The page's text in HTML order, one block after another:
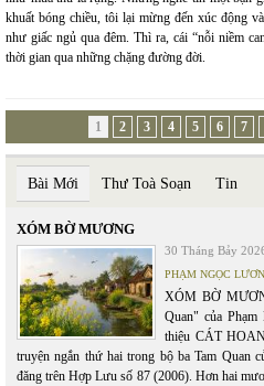
khuất bóng chiều, tôi lại mừng đến xúc động
như giấc ngủ qua đêm. Thì ra, cái “nỗi niềm
thời gian qua những chặng đường đời.
1 2 3 4 5 6 7
Bài Mới Thư Toà Soạn Tin
XÓM BỜ MƯƠNG
30 Tháng Bảy
PHẠM NGỌC
XÓM BỜ
Quan" của
thiệu CÁT
truyện ngắn thứ hai trong bộ ba Tam Quan
đăng trên Hợp Lưu số 87 (2006). Hơn hai